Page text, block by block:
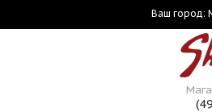
Ваш город: